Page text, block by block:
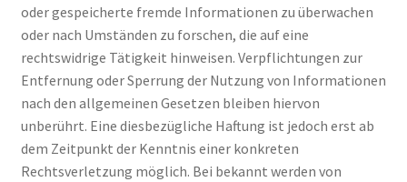
oder gespeicherte fremde Informationen zu überwachen
oder nach Umständen zu forschen, die auf eine
rechtswidrige Tätigkeit hinweisen. Verpflichtungen zur
Entfernung oder Sperrung der Nutzung von Informationen
nach den allgemeinen Gesetzen bleiben hiervon
unberührt. Eine diesbezügliche Haftung ist jedoch erst ab
dem Zeitpunkt der Kenntnis einer konkreten
Rechtsverletzung möglich. Bei bekannt werden von